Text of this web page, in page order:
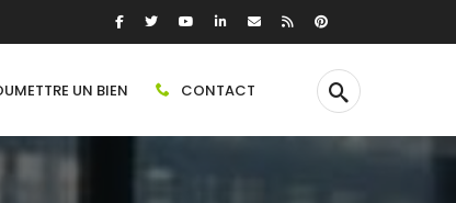
UN BIEN CONTACT